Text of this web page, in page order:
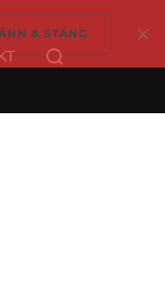
Sök
efter:
& STÄNG